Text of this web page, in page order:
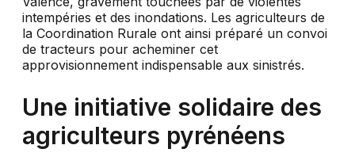
intempéries et des inondations. Les agriculteurs de
la Coordination Rurale ont ainsi préparé un convoi
de tracteurs pour acheminer cet
approvisionnement indispensable aux sinistrés.
Une initiative solidaire des
agriculteurs pyrénéens